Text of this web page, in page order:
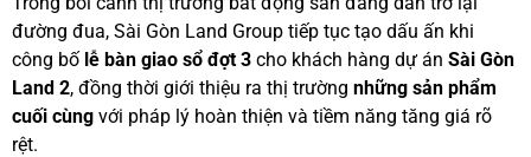
đường đua, Sài Gòn Land Group tiếp tục tạo dấu ấn khi
công bố lễ bàn giao sổ đợt 3 cho khách hàng dự án Sài Gòn
Land 2, đồng thời giới thiệu ra thị trường những sản phẩm
cuối cùng với pháp lý hoàn thiện và tiềm năng tăng giá rõ
rệt.